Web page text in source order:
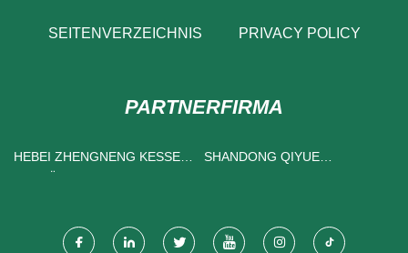
SEITENVERZEICHNIS PRIVACY POLICY
PARTNERFIRMA
HEBEI ZHENGNENG KESSEL
SHANDONG QIYUE